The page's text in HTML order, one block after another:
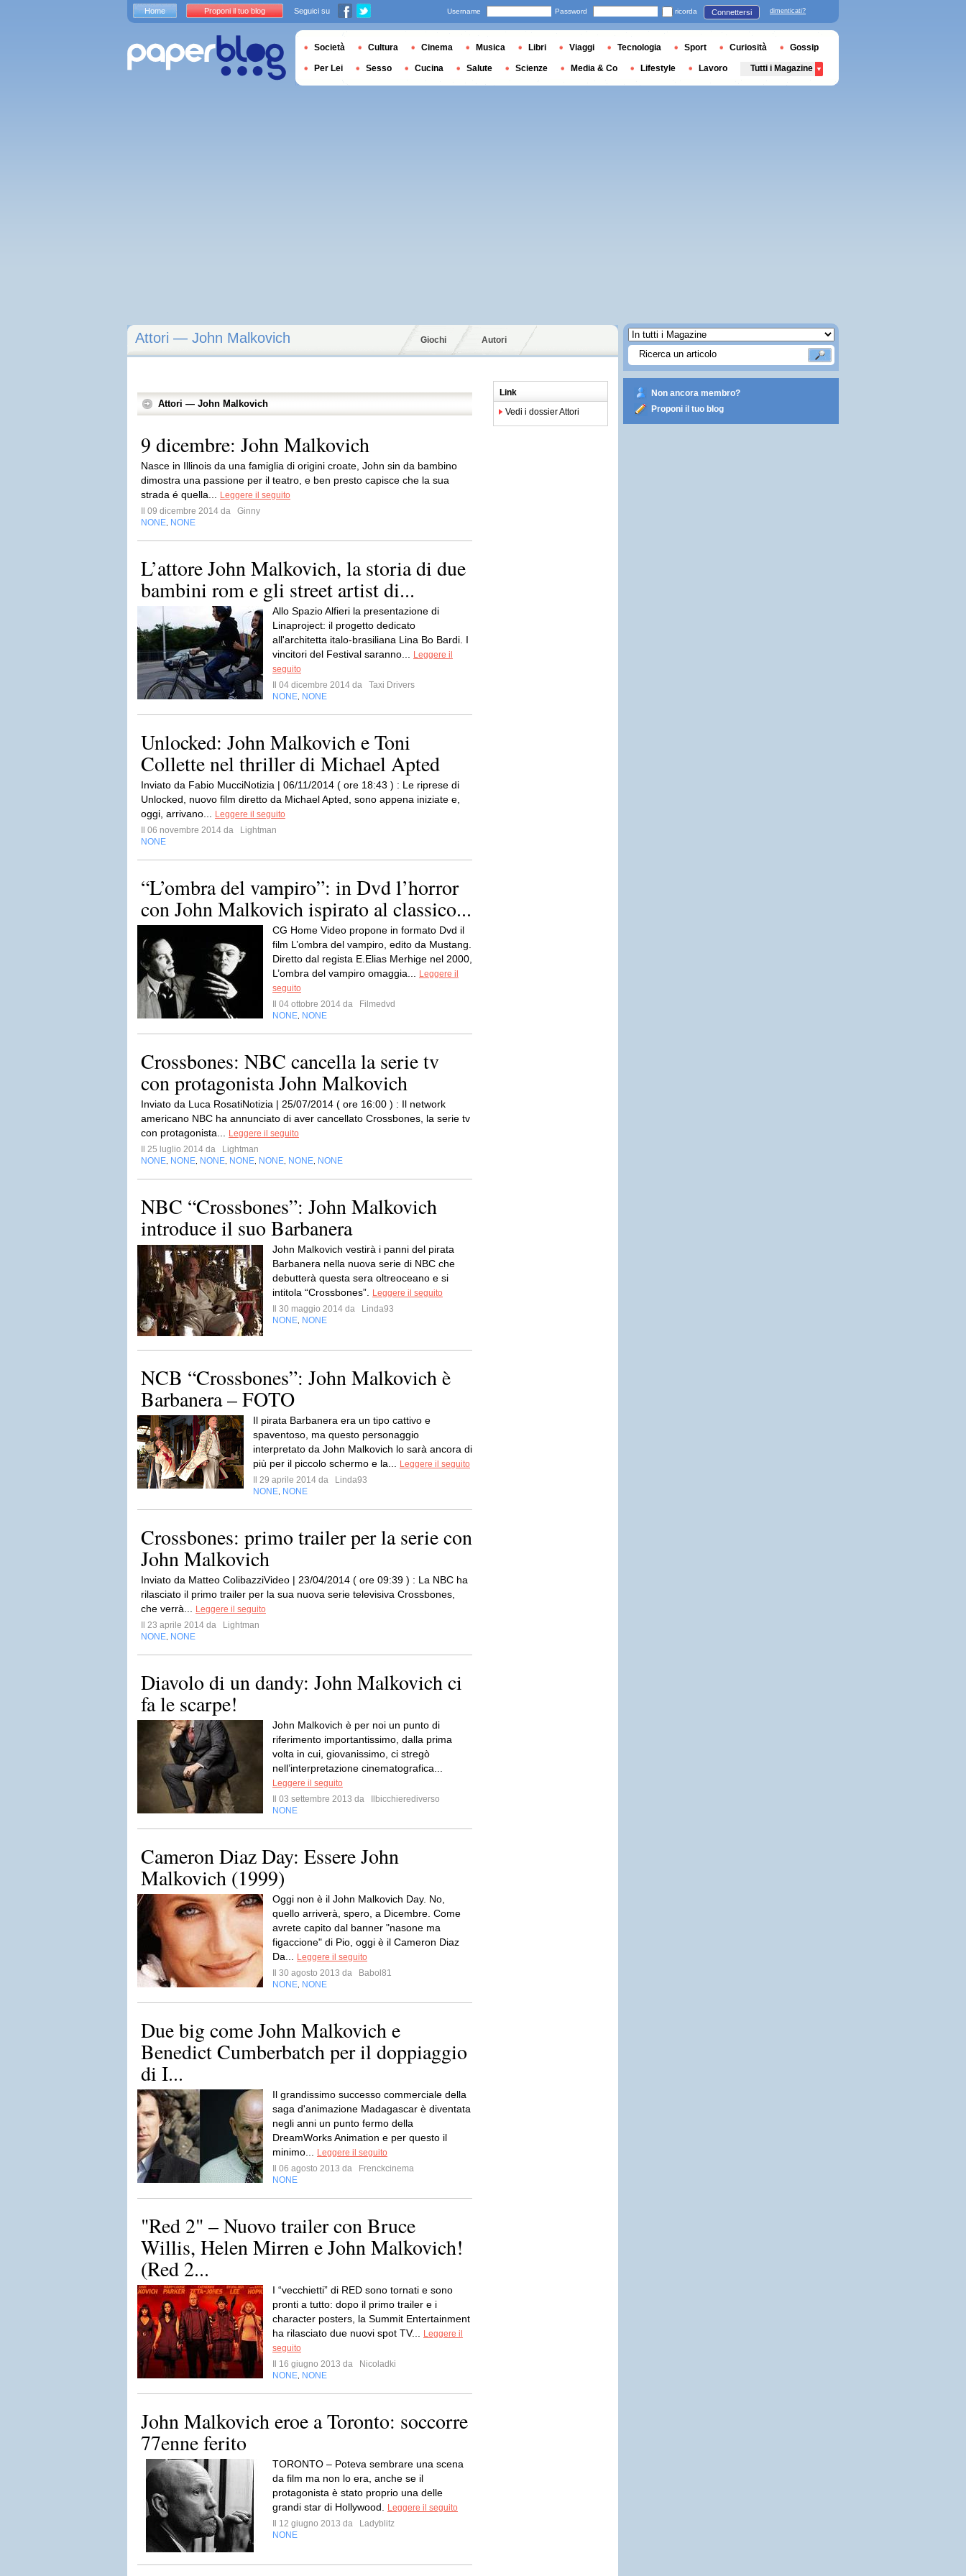
Attori — John Malkovich Giochi Autori
Attori — John Malkovich
9 dicembre: John Malkovich
Nasce in Illinois da una famiglia di origini croate, John sin da bambino
dimostra una passione per il teatro, e ben presto capisce che la sua
strada é quella...
Leggere il seguito
Il 09 dicembre 2014 da
Ginny
NONE NONE
L’attore John Malkovich, la storia di due
bambini rom e gli street artist di...
Allo Spazio Alfieri la presentazione di
Linaproject: il progetto dedicato
all'architetta italo-brasiliana Lina Bo Bardi. I
vincitori del Festival saranno...
Leggere il
seguito
Il 04 dicembre 2014 da
Taxi Drivers
NONE NONE
Unlocked: John Malkovich e Toni
Collette nel thriller di Michael Apted
Inviato da Fabio MucciNotizia | 06/11/2014 ( ore 18:43 ) : Le riprese di
Unlocked, nuovo film diretto da Michael Apted, sono appena iniziate e,
oggi, arrivano...
Leggere il seguito
Il 06 novembre 2014 da
Lightman
NONE
“L’ombra del vampiro”: in Dvd l’horror
con John Malkovich ispirato al classico...
CG Home Video propone in formato Dvd il
film L’ombra del vampiro, edito da Mustang.
Diretto dal regista E.Elias Merhige nel 2000,
L’ombra del vampiro omaggia...
Leggere il
seguito
Il 04 ottobre 2014 da
Filmedvd
NONE NONE
Crossbones: NBC cancella la serie tv
con protagonista John Malkovich
Inviato da Luca RosatiNotizia | 25/07/2014 ( ore 16:00 ) : Il network
americano NBC ha annunciato di aver cancellato Crossbones, la serie tv
con protagonista...
Leggere il seguito
Il 25 luglio 2014 da
Lightman
NONE NONE NONE NONE NONE NONE NONE
NBC “Crossbones”: John Malkovich
introduce il suo Barbanera
John Malkovich vestirà i panni del pirata
Barbanera nella nuova serie di NBC che
debutterà questa sera oltreoceano e si
intitola “Crossbones”.
Leggere il seguito
Il 30 maggio 2014 da
Linda93
NONE NONE
NCB “Crossbones”: John Malkovich è
Barbanera – FOTO
Il pirata Barbanera era un tipo cattivo e
spaventoso, ma questo personaggio
interpretato da John Malkovich lo sarà ancora di
più per il piccolo schermo e la...
Leggere il seguito
Il 29 aprile 2014 da
Linda93
NONE NONE
Crossbones: primo trailer per la serie con
John Malkovich
Inviato da Matteo ColibazziVideo | 23/04/2014 ( ore 09:39 ) : La NBC ha
rilasciato il primo trailer per la sua nuova serie televisiva Crossbones,
che verrà...
Leggere il seguito
Il 23 aprile 2014 da
Lightman
NONE NONE
Diavolo di un dandy: John Malkovich ci
fa le scarpe!
John Malkovich è per noi un punto di
riferimento importantissimo, dalla prima
volta in cui, giovanissimo, ci stregò
nell’interpretazione cinematografica...
Leggere il seguito
Il 03 settembre 2013 da
Ilbicchierediverso
NONE
Cameron Diaz Day: Essere John
Malkovich (1999)
Oggi non è il John Malkovich Day. No,
quello arriverà, spero, a Dicembre. Come
avrete capito dal banner "nasone ma
figaccione" di Pio, oggi è il Cameron Diaz
Da...
Leggere il seguito
Il 30 agosto 2013 da
Babol81
NONE NONE
Due big come John Malkovich e
Benedict Cumberbatch per il doppiaggio
di I...
Il grandissimo successo commerciale della
saga d'animazione Madagascar è diventata
negli anni un punto fermo della
DreamWorks Animation e per questo il
minimo...
Leggere il seguito
Il 06 agosto 2013 da
Frenckcinema
NONE
"Red 2" – Nuovo trailer con Bruce
Willis, Helen Mirren e John Malkovich!
(Red 2...
I “vecchietti” di RED sono tornati e sono
pronti a tutto: dopo il primo trailer e i
character posters, la Summit Entertainment
ha rilasciato due nuovi spot TV...
Leggere il
seguito
Il 16 giugno 2013 da
Nicoladki
NONE NONE
John Malkovich eroe a Toronto: soccorre
77enne ferito
TORONTO – Poteva sembrare una scena
da film ma non lo era, anche se il
protagonista è stato proprio una delle
grandi star di Hollywood.
Leggere il seguito
Il 12 giugno 2013 da
Ladyblitz
NONE
Link
Vedi i dossier Attori
Non ancora membro?
Proponi il tuo blog
Home Proponi il tuo blog Seguici su Username Password ricorda Connettersi dimenticati?
Società Cultura Cinema Musica Libri Viaggi Tecnologia Sport Curiosità Gossip
Per Lei Sesso Cucina Salute Scienze Media & Co Lifestyle Lavoro Tutti i Magazine